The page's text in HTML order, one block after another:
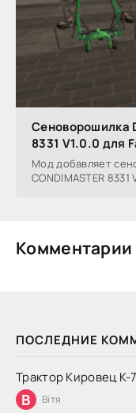
ПОСЛЕДНИЕ
Трактор Кировец К-
В Вітя
Сеноворошилка
8331 V1.0.0 для
Мод добавляет
CONDIMASTER
Комментарии